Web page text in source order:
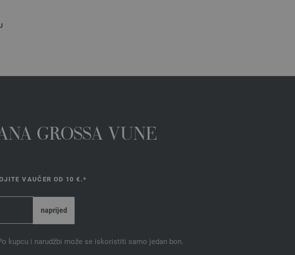
GROSSA VUNE
VAUČER OD 10 €.*
kupcu i narudžbi može se iskoristiti samo jedan bon.